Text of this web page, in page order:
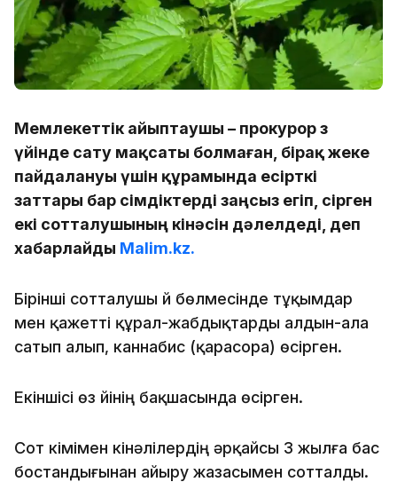
Мемлекеттік айыптаушы – прокурор өз
үйінде сату мақсаты болмаған, бірақ жеке
пайдалануы үшін құрамында есірткі
заттары бар өсімдіктерді заңсыз егіп, өсірген
екі сотталушының кінәсін дәлелдеді, деп
хабарлайды Malim.kz.
Бірінші сотталушы үй бөлмесінде тұқымдар
мен қажетті құрал-жабдықтарды алдын-ала
сатып алып, каннабис (қарасора) өсірген.
Екіншісі өз үйінің бақшасында өсірген.
Сот үкімімен кінәлілердің әрқайсы 3 жылға бас
бостандығынан айыру жазасымен сотталды.